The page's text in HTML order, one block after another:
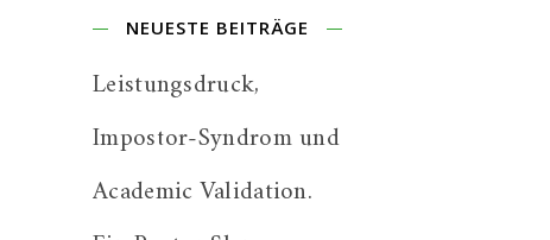
NEUESTE BEITRÄGE
Leistungsdruck,
Impostor-Syndrom und
Academic Validation.